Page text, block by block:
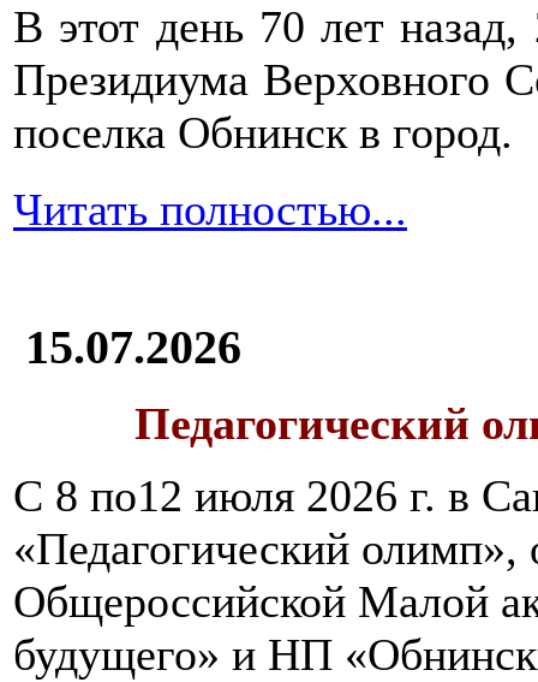
В этот день 70 лет
Президиума Верховного
поселка Обнинск в город.
Читать полностью...
15.07.2026
Педагогический
С 8 по12 июля 2026 г. в
«Педагогический олимп»,
Общероссийской Малой
будущего» и НП